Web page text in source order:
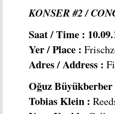
KONSER #2 /
Saat / Time :
Yer / Place :
Adres / Address :
Oğuz
Tobias Klein :